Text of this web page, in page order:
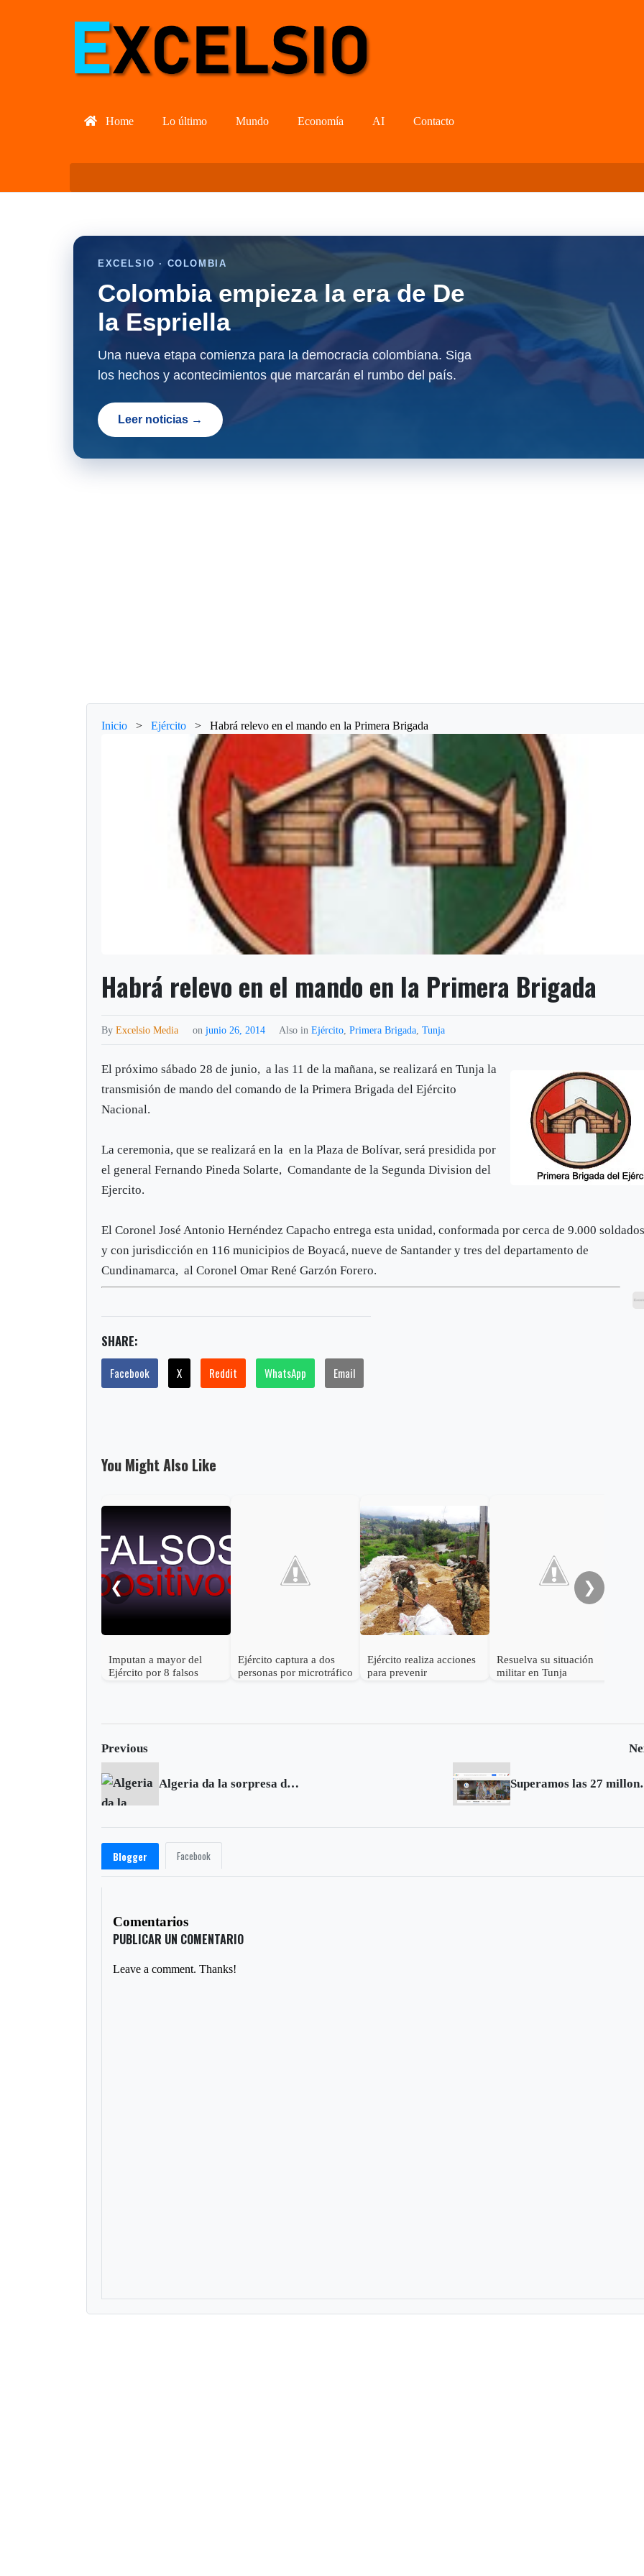
Home Lo último Mundo Economía AI Contacto
EXCELSIO · COLOMBIA
Colombia empieza la era de De
la Espriella
Una nueva etapa comienza para la democracia colombiana. Siga
los hechos y acontecimientos que marcarán el rumbo del país.
Leer noticias →
Inicio > Ejército > Habrá relevo en el mando en la Primera Brigada
Habrá relevo en el mando en la Primera Brigada
ByExcelsio Media onjunio 26, 2014 Also inEjército ,Primera Brigada ,Tunja
El próximo sábado 28 de junio, a las 11 de la mañana, se realizará en Tunja la
transmisión de mando del comando de la Primera Brigada del Ejército
Nacional.
La ceremonia, que se realizará en la en la Plaza de Bolívar, será presidida por
el general Fernando Pineda Solarte, Comandante de la Segunda Division del
Ejercito.
El Coronel José Antonio Hernéndez Capacho entrega esta unidad, conformada por cerca de 9.000 soldados
y con jurisdicción en 116 municipios de Boyacá, nueve de Santander y tres del departamento de
Cundinamarca, al Coronel Omar René Garzón Forero.
SHARE:
Facebook X Reddit WhatsApp Email
You Might Also Like
❮
Imputan a mayor del
Ejército por 8 falsos
Ejército captura a dos
personas por microtráfico
Ejército realiza acciones
para prevenir
Resuelva su situación
militar en Tunja
❯
Previous
Algeria da la sorpresa de la jornada y saca a Rusia Superamos
Blogger Facebook
Comentarios
PUBLICAR UN COMENTARIO
Leave a comment. Thanks!